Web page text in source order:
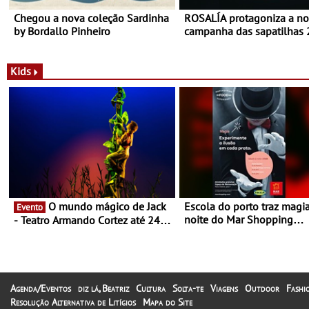
Chegou a nova coleção Sardinha
by Bordallo Pinheiro
ROSALÍA protagoniza a
campanha das sapatilhas
Kids
Evento
- Teatro Armando Cortez até 24
Escola do porto traz
noite do Mar Shopping
Agenda/Eventos diz lá, Beatriz Cultura Solta-te Viagens Outdoor
Resolução Alternativa de Litígios
Mapa do Site